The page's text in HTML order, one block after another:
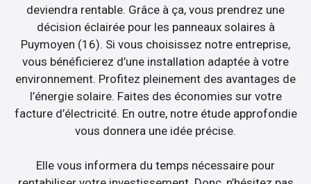
deviendra rentable. Grâce à ça, vous prendrez une
décision éclairée pour les panneaux solaires à
Puymoyen (16). Si vous choisissez notre entreprise,
vous bénéficierez d’une installation adaptée à votre
environnement. Profitez pleinement des avantages de
l’énergie solaire. Faites des économies sur votre
facture d’électricité. En outre, notre étude approfondie
vous donnera une idée précise.
Elle vous informera du temps nécessaire pour